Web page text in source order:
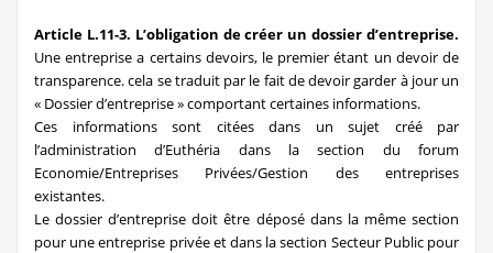
Article L.11-3. L’obligation de créer un dossier d’entreprise.
Une entreprise a certains devoirs, le premier étant un devoir de
transparence. cela se traduit par le fait de devoir garder à jour un
« Dossier d’entreprise » comportant certaines informations.
Ces informations sont citées dans un sujet créé par
l’administration d’Euthéria dans la section du forum
Economie/Entreprises Privées/Gestion des entreprises
existantes.
Le dossier d’entreprise doit être déposé dans la même section
pour une entreprise privée et dans la section Secteur Public pour